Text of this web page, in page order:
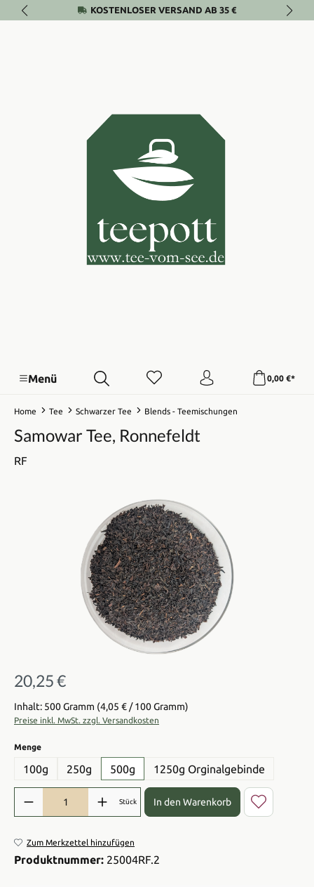
Zum Hauptinhalt springenKOSTENLOSER VERSAND AB 35 €
Menü 0,00 €*
Home Tee Schwarzer Tee Blends - Teemischungen
Samowar Tee, Ronnefeldt
RF
Bildergalerie überspringen
Regulärer Preis:
20,25 €
Inhalt: 500 Gramm (4,05 € / 100 Gramm)
Preise inkl. MwSt. zzgl. Versandkosten
Mengeauswählen
100g 250g 500g 1250g Orginalgebinde
Produkt Anzahl: Gib den gewünschten Wert ein oder benutze die
Stück In den Warenkorb
Zum Merkzettel hinzufügen
Produktnummer: 25004RF.2